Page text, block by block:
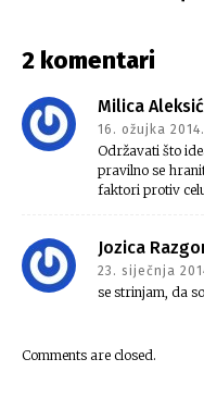
2 komentari
Milica
16. ožujka
Održavati što
pravilno se
faktori protiv
Jozica
23. siječnja
se strinjam, da
Comments are closed.